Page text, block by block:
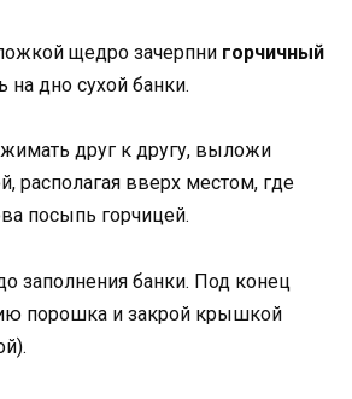
щедро зачерпни горчичный
на дно сухой банки.
друг к другу, выложи
располагая вверх местом, где
посыпь горчицей.
заполнения банки. Под конец
порошка и закрой крышкой